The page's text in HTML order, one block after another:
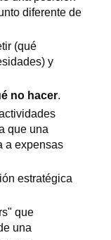
diferente de
(qué
y
no hacer.
que una
a expensas
estratégica
que
una